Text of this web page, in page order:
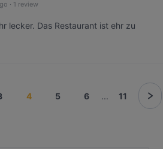
· 1 review
lecker. Das Restaurant ist ehr zu
4 5 6 ... 11